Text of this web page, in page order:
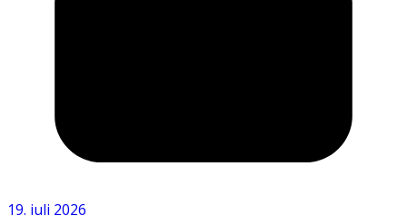
19. juli 2026